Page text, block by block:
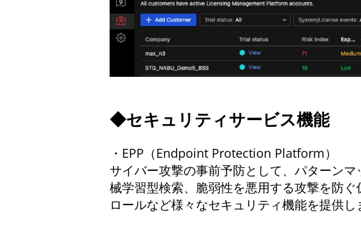
◆セキュリティサービス機能
・EPP（Endpoint Protection Platform）
サイバー攻撃の事前予防として、パターン
械学習型検索、脆弱性を悪用する攻撃を防
ロールなど様々なセキュリティ機能を提供し